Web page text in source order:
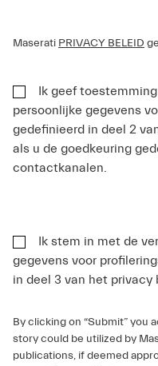
Maserati PRIVACY BELEID
Ik geef
persoonlijke gegevens
gedefinieerd in deel 2
als u de goedkeuring
contactkanalen.
Ik stem in met de
gegevens voor
in deel 3 van het privacy
By clicking on “Submit” you
story could be utilized by
publications, if deemed